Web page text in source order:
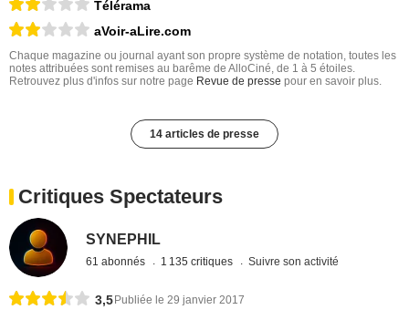
Télérama
aVoir-aLire.com
Chaque magazine ou journal ayant son propre système de notation, toutes les
notes attribuées sont remises au barême de AlloCiné, de 1 à 5 étoiles.
Retrouvez plus d'infos sur notre page Revue de presse pour en savoir plus.
14 articles de presse
Critiques Spectateurs
SYNEPHIL
61 abonnés 1 135 critiques Suivre son activité
3,5Publiée le 29 janvier 2017